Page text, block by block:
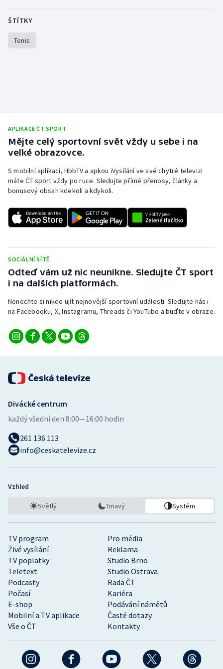
ŠTÍTKY
Tenis
APLIKACE ČT SPORT
Mějte celý sportovní svět vždy u sebe i na
velké obrazovce.
S mobilní aplikací, HbbTV a apkou iVysílání ve své chytré televizi
máte ČT sport vždy po ruce. Sledujte přímé přenosy, články a
bonusový obsah kdekoli a kdykoli.
SOCIÁLNÍ SÍTĚ
Odteď vám už nic neunikne. Sledujte ČT sport
i na dalších platformách.
Nenechte si nikde ujít nejnovější sportovní události. Sledujte nás i
na Facebooku, X, Instagramu, Threads či YouTube a buďte v obraze.
TV program
Pro média
Živé vysílání
Reklama
TV poplatky
Studio Brno
Teletext
Studio Ostrava
Podcasty
Rada ČT
Počasí
Kariéra
E-shop
Podávání námětů
Mobilní a TV aplikace
Časté dotazy
Vše o ČT
Kontakty
Divácké centrum
každý všední den:8:00—16:00 hodin
261 136 113
info@ceskatelevize.cz
Vzhled
Světlý Tmavý Systém